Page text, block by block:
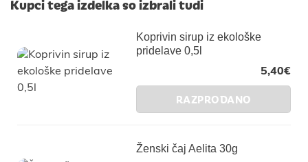
Kupci tega izdelka so izbrali tudi
Koprivin sirup iz ekološke
pridelave 0,5l
5,40€
RAZPRODANO
Ženski čaj Aelita 30g